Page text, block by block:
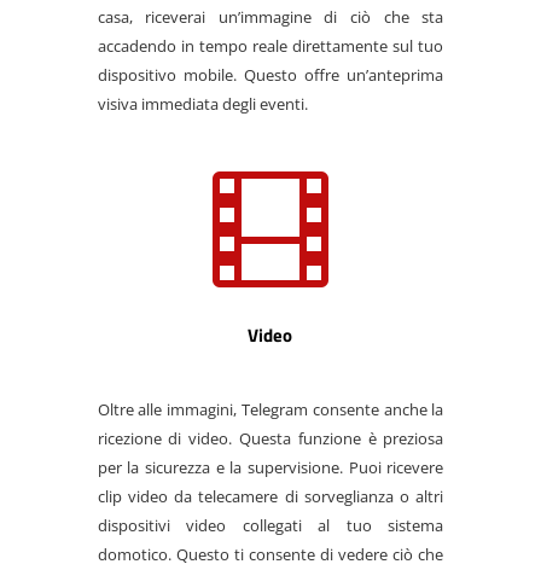
casa, riceverai un’immagine di ciò che sta
accadendo in tempo reale direttamente sul tuo
dispositivo mobile. Questo offre un’anteprima
visiva immediata degli eventi.

Video
Oltre alle immagini, Telegram consente anche la
ricezione di video. Questa funzione è preziosa
per la sicurezza e la supervisione. Puoi ricevere
clip video da telecamere di sorveglianza o altri
dispositivi video collegati al tuo sistema
domotico. Questo ti consente di vedere ciò che